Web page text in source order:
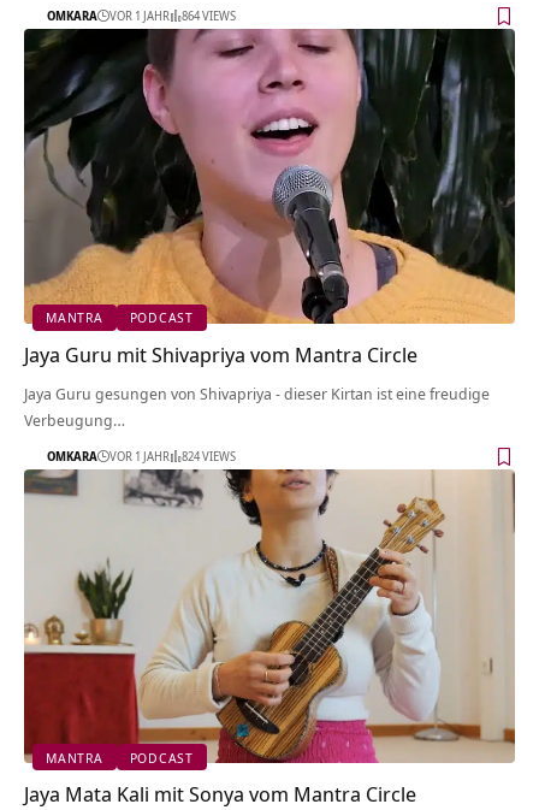
OMKARA VOR 1 JAHR 864 VIEWS
MANTRA PODCAST
Jaya Guru mit Shivapriya vom Mantra Circle
Jaya Guru gesungen von Shivapriya - dieser Kirtan ist eine freudige
Verbeugung…
OMKARA VOR 1 JAHR 824 VIEWS
MANTRA PODCAST
Jaya Mata Kali mit Sonya vom Mantra Circle